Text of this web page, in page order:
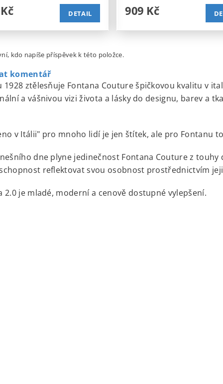
DETAIL 909 Kč
kdo napíše příspěvek k této položce.
komentář
1928 ztělesňuje Fontana Couture špičkovou kvalitu v
a vášnivou vizi života a lásky do designu, barev a
v Itálii" pro mnoho lidí je jen štítek, ale pro Fontanu
dne plyne jedinečnost Fontana Couture z
reflektovat svou osobnost prostřednictvím
2.0 je mladé, moderní a cenově dostupné vylepšení.